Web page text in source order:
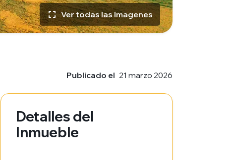
Ver todas las Imagenes
Publicado el 21 marzo 2026
Detalles del
Inmueble